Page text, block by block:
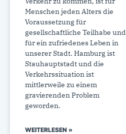
Menschen jeden Alters die
Voraussetzung für
gesellschaftliche Teilhabe und
für ein zufriedenes Leben in
unserer Stadt. Hamburg ist
Stauhauptstadt und die
Verkehrssituation ist
mittlerweile zu einem
gravierenden Problem
geworden.
WEITERLESEN »